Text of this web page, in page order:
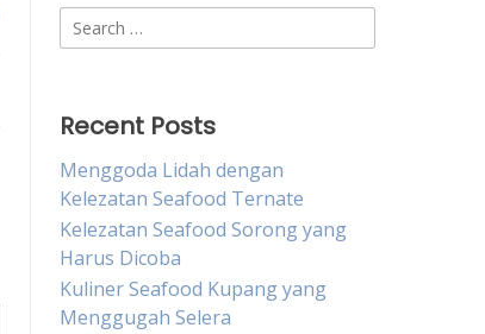
Search
for:
Recent Posts
Menggoda Lidah dengan
Kelezatan Seafood Ternate
Kelezatan Seafood Sorong yang
Harus Dicoba
Kuliner Seafood Kupang yang
Menggugah Selera